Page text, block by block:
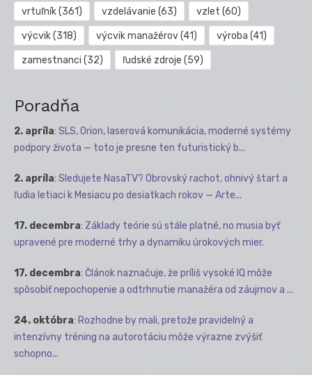
vrtuľník(361) vzdelávanie (63) vzlet (60)
výcvik(318) výcvik manažérov(41) výroba (41)
zamestnanci (32) ľudské zdroje (59)
Poradňa
2. apríla: SLS, Orion, laserová komunikácia, moderné systémy
podpory života — toto je presne ten futuristický b...
2. apríla: Sledujete NasaTV? Obrovský rachot, ohnivý štart a
ľudia letiaci k Mesiacu po desiatkach rokov — Arte...
17. decembra: Základy teórie sú stále platné, no musia byť
upravené pre moderné trhy a dynamiku úrokových mier.
17. decembra: Článok naznačuje, že príliš vysoké IQ môže
spôsobiť nepochopenie a odtrhnutie manažéra od záujmov a ...
24. októbra: Rozhodne by mali, pretože pravidelný a
intenzívny tréning na autorotáciu môže výrazne zvýšiť
schopno...